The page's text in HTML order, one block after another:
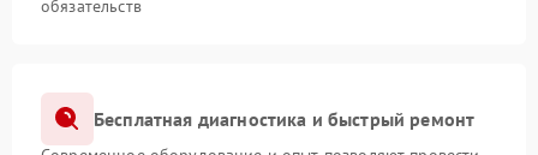
обязательств
Бесплатная диагностика и быстрый ремонт